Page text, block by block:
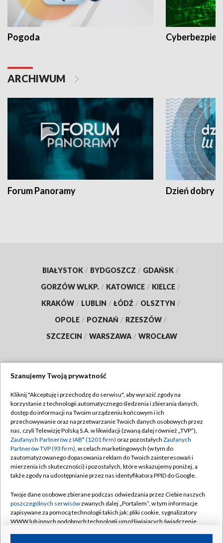
Pogoda
ARCHIWUM
Forum Panoramy Dzień dobry
BIAŁYSTOK / BYDGOSZCZ / GDAŃSK /
GORZÓW WLKP. / KATOWICE / KIELCE /
KRAKÓW / LUBLIN / ŁÓDŹ / OLSZTYN /
OPOLE / POZNAŃ / RZESZÓW /
SZCZECIN / WARSZAWA / WROCŁAW
TVP
Abonament TVP
Emisja w TVP
Centrum informacji TVP
Naziemna Telewizja Cyfrowa
Rada Programowa
System NOS
Informacje o nadawcy
Regulamin TVP
Polityka prywatności
Moje zgody
Pomoc
Kontakt
Kanały
Szanujemy Twoją prywatność
Kliknij "Akceptuję i przechodzę do serwisu", aby wyrazić zgody na
korzystanie z technologii automatycznego śledzenia i zbierania danych,
dostęp do informacji na Twoim urządzeniu końcowym i ich
przechowywanie oraz na przetwarzanie Twoich danych osobowych przez
nas, czyli Telewizję Polską S.A. w likwidacji (zwaną dalej również „TVP”),
Zaufanych Partnerów z IAB* (1201 firm) oraz pozostałych Zaufanych
Partnerów TVP (93 firm), w celach marketingowych (w tym do
zautomatyzowanego dopasowania reklam do Twoich zainteresowań i
mierzenia ich skuteczności) i pozostałych, które wskazujemy poniżej, a
także zgody na udostępnianie przez nas identyfikatora PPID do Google.
Twoje dane osobowe zbierane podczas odwiedzania przez Ciebie naszych
poszczególnych serwisówzwanych dalej „Portalem”, w tym informacje
zapisywane za pomocą technologii takich jak: pliki cookie, sygnalizatory
WWW lub innych podobnych technologii umożliwiających świadczenie